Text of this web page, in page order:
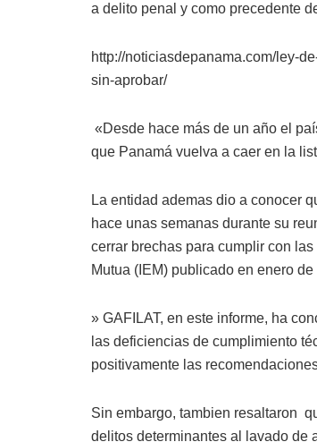
a delito penal y como precedente
http://noticiasdepanama.com/ley-
sin-aprobar/
«Desde hace más de un año el
que Panamá vuelva a caer en la
La entidad ademas dio a conocer
hace unas semanas durante su
cerrar brechas para cumplir con
Mutua (IEM) publicado en enero de
» GAFILAT, en este informe, ha
las deficiencias de cumplimiento
positivamente las
Sin embargo, tambien resaltaron
delitos determinantes al lavado de